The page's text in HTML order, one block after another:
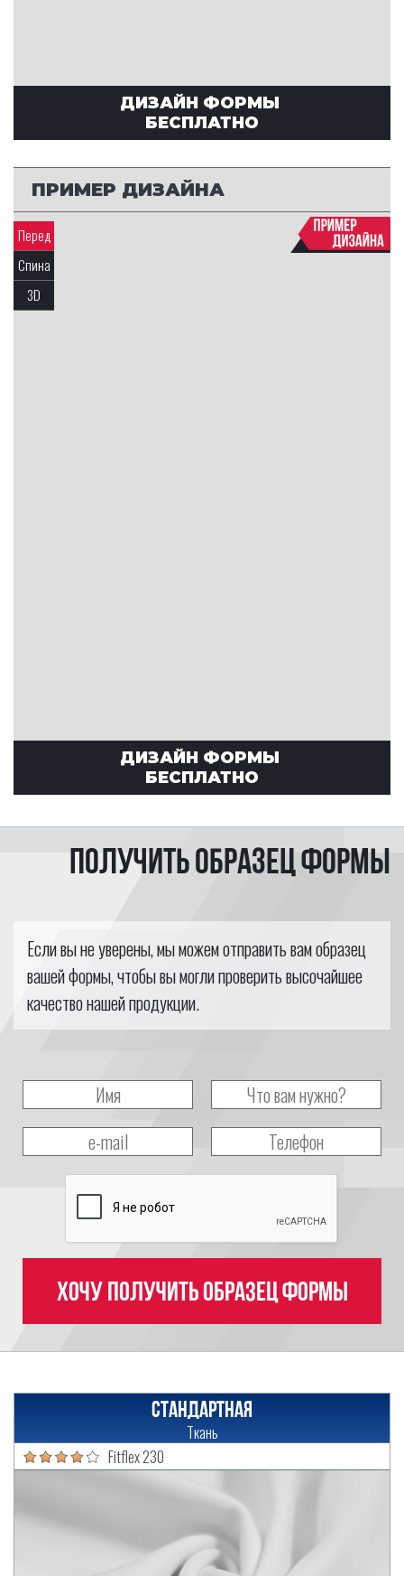
ДИЗАЙН ФОРМЫ
БЕСПЛАТНО
ПРИМЕР ДИЗАЙНА
Перед
Спина
3D
ДИЗАЙН ФОРМЫ
БЕСПЛАТНО
Получить образец формы
Если вы не уверены, мы можем отправить вам образец
вашей формы, чтобы вы могли проверить высочайшее
качество нашей продукции.
Хочу получить образец формы
Стандартная
Ткань
Fitflex 230